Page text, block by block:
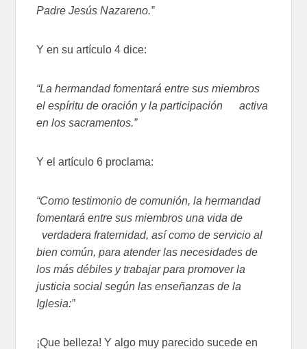
Padre Jesús Nazareno.”
Y en su artículo 4 dice:
“La hermandad fomentará entre sus miembros
el espíritu de oración y la participación activa
en los sacramentos.”
Y el artículo 6 proclama:
“Como testimonio de comunión, la hermandad
fomentará entre sus miembros una vida de
verdadera fraternidad, así como de servicio al
bien común, para atender las necesidades de
los más débiles y trabajar para promover la
justicia social según las enseñanzas de la
Iglesia:”
¡Que belleza! Y algo muy parecido sucede en